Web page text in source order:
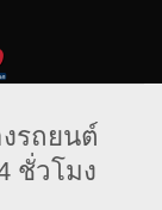
รถยนต์
ชั่วโมง